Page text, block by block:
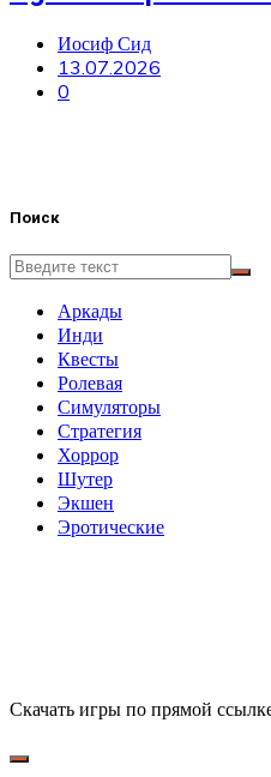
Иосиф Сид
13.07.2026
0
Поиск
Аркады
Инди
Квесты
Ролевая
Симуляторы
Стратегия
Хоррор
Шутер
Экшен
Эротические
Скачать игры по прямой